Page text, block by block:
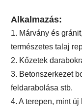
Alkalmazás:
1. Márvány és
természetes talaj
2. Kőzetek
3. Betonszerkezet
feldarabolása stb.
4. A terepen, mint